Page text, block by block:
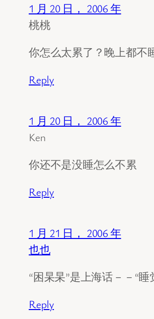
1 月 20 日， 2006 年
桃桃
你怎么太累了？晚上都不
Reply
1 月 20 日， 2006 年
Ken
你还不是没睡怎么不累
Reply
1 月 21 日， 2006 年
也也
“困杲杲”是上海话－－“睡
Reply